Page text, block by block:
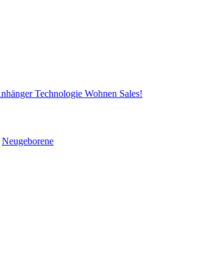
Technologie Wohnen Sales!
Neugeborene